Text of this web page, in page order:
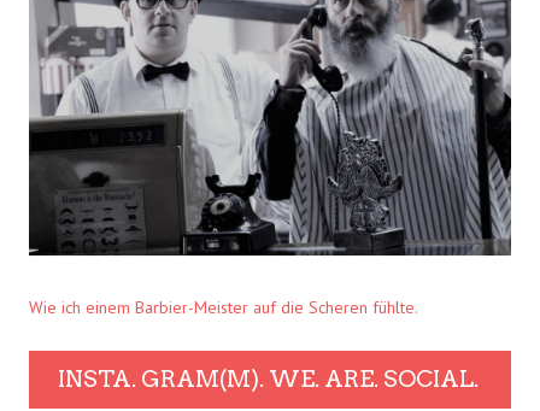
Wie ich einem Barbier-Meister auf die Scheren fühlte.
INSTA. GRAM(M). WE. ARE. SOCIAL.